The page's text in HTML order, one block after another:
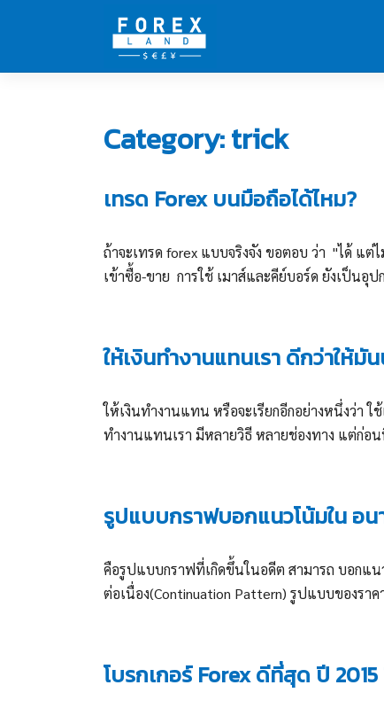
Category:trick
เทรด Forex บนมือถือได้ไหม?
ถ้าจะเทรด forex แบบจริงจัง ขอตอบ ว่า "ได้ แต่
เข้าซื้อ-ขาย การใช้ เมาส์และคีย์บอร์ด ยังเป็นอุ
ให้เงินทำงานแทนเรา ดีกว่าให้มั
ให้เงินทำงานแทน หรือจะเรียกอีกอย่างหนึ่งว่า ใ
ทำงานแทนเรา มีหลายวิธี หลายช่องทาง แต่ก่อ
รูปแบบกราฟบอกแนวโน้มใน อ
คือรูปแบบกราฟที่เกิดขึ้นในอดีต สามารถ บอกแ
ต่อเนื่อง(Continuation Pattern) รูปแบบของรา
โบรกเกอร์ Forex ดีที่สุด ปี